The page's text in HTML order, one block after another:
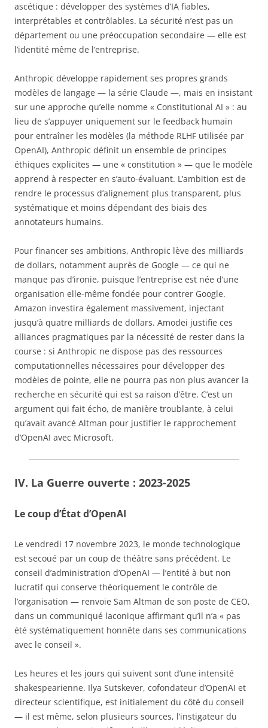
ascétique : développer des systèmes d’IA fiables,
interprétables et contrôlables. La sécurité n’est pas un
département ou une préoccupation secondaire — elle est
l’identité même de l’entreprise.
Anthropic développe rapidement ses propres grands
modèles de langage — la série Claude —, mais en insistant
sur une approche qu’elle nomme « Constitutional AI » : au
lieu de s’appuyer uniquement sur le feedback humain
pour entraîner les modèles (la méthode RLHF utilisée par
OpenAI), Anthropic définit un ensemble de principes
éthiques explicites — une « constitution » — que le modèle
apprend à respecter en s’auto-évaluant. L’ambition est de
rendre le processus d’alignement plus transparent, plus
systématique et moins dépendant des biais des
annotateurs humains.
Pour financer ses ambitions, Anthropic lève des milliards
de dollars, notamment auprès de Google — ce qui ne
manque pas d’ironie, puisque l’entreprise est née d’une
organisation elle-même fondée pour contrer Google.
Amazon investira également massivement, injectant
jusqu’à quatre milliards de dollars. Amodei justifie ces
alliances pragmatiques par la nécessité de rester dans la
course : si Anthropic ne dispose pas des ressources
computationnelles nécessaires pour développer des
modèles de pointe, elle ne pourra pas non plus avancer la
recherche en sécurité qui est sa raison d’être. C’est un
argument qui fait écho, de manière troublante, à celui
qu’avait avancé Altman pour justifier le rapprochement
d’OpenAI avec Microsoft.
IV. La Guerre ouverte : 2023-2025
Le coup d’État d’OpenAI
Le vendredi 17 novembre 2023, le monde technologique
est secoué par un coup de théâtre sans précédent. Le
conseil d’administration d’OpenAI — l’entité à but non
lucratif qui conserve théoriquement le contrôle de
l’organisation — renvoie Sam Altman de son poste de CEO,
dans un communiqué laconique affirmant qu’il n’a « pas
été systématiquement honnête dans ses communications
avec le conseil ».
Les heures et les jours qui suivent sont d’une intensité
shakespearienne. Ilya Sutskever, cofondateur d’OpenAI et
directeur scientifique, est initialement du côté du conseil
— il est même, selon plusieurs sources, l’instigateur du